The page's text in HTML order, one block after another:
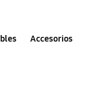
Accesorios